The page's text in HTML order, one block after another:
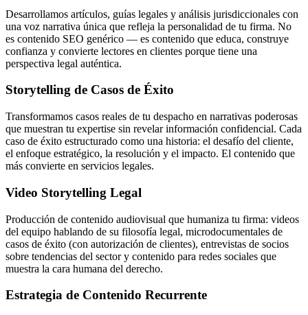
Desarrollamos artículos, guías legales y análisis jurisdiccionales con
una voz narrativa única que refleja la personalidad de tu firma. No
es contenido SEO genérico — es contenido que educa, construye
confianza y convierte lectores en clientes porque tiene una
perspectiva legal auténtica.
Storytelling de Casos de Éxito
Transformamos casos reales de tu despacho en narrativas poderosas
que muestran tu expertise sin revelar información confidencial. Cada
caso de éxito estructurado como una historia: el desafío del cliente,
el enfoque estratégico, la resolución y el impacto. El contenido que
más convierte en servicios legales.
Video Storytelling Legal
Producción de contenido audiovisual que humaniza tu firma: videos
del equipo hablando de su filosofía legal, microdocumentales de
casos de éxito (con autorización de clientes), entrevistas de socios
sobre tendencias del sector y contenido para redes sociales que
muestra la cara humana del derecho.
Estrategia de Contenido Recurrente